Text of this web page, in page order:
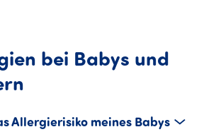
bei Babys und
Allergierisiko meines Babys